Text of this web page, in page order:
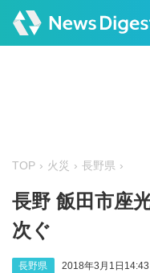
TOP 火災 長野県
長野 飯田市座
次ぐ
長野県 2018年3月1日14:43